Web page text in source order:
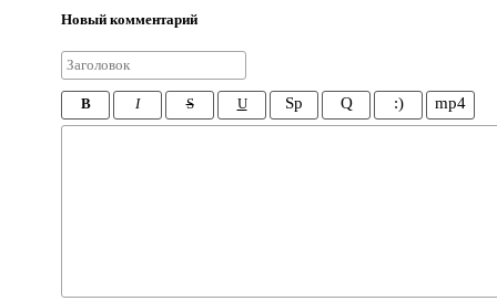
Новый комментарий
B I S U Sp Q :) mp4